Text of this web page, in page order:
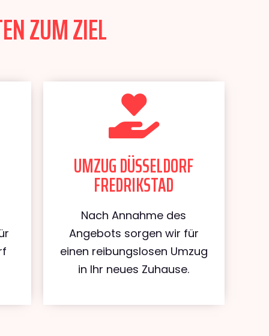
ZUM ZIEL
UMZUG DÜSSELDORF
FREDRIKSTAD
Nach Annahme des
Angebots sorgen wir für
einen reibungslosen Umzug
in Ihr neues Zuhause.